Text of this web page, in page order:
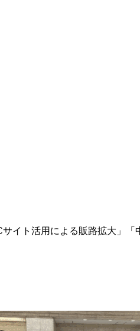
イト活用による販路拡大」